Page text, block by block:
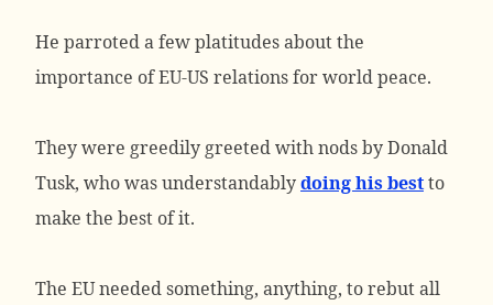
He parroted a few platitudes about the
importance of EU-US relations for world peace.
They were greedily greeted with nods by Donald
Tusk, who was understandablydoing his bestto
make the best of it.
The EU needed something, anything, to rebut all